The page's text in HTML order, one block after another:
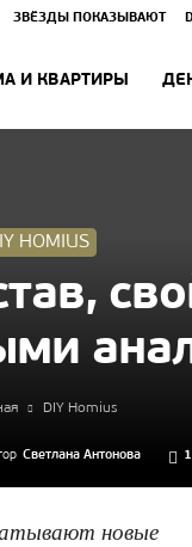
ЗВЁЗДЫ ПОКАЗЫВАЮТ
И КВАРТИРЫ
HOMIUS
DIY Homius
Светлана Антонова
новые